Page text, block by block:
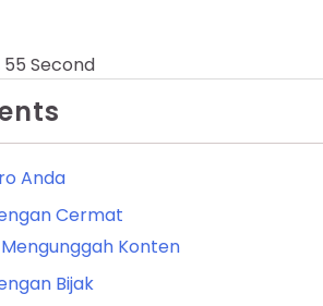
55 Second
Anda
Cermat
Konten
Bijak